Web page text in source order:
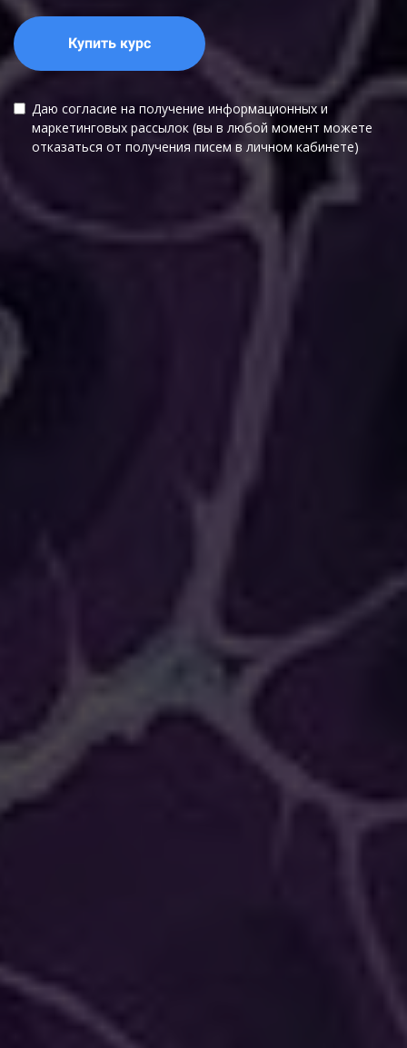
Купить курс
Даю согласие на получение информационных и
маркетинговых рассылок (вы в любой момент можете
отказаться от получения писем в личном кабинете)